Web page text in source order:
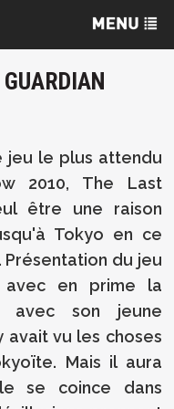
jeu le plus attendu
2010, The Last
être une raison
Tokyo en ce
du jeu
en prime la
avec son jeune
avait vu les choses
Mais il aura
se coince dans